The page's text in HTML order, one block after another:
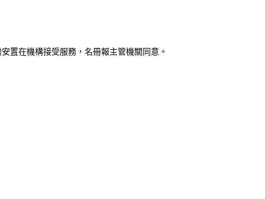
置在機構接受服務 ， 名冊報主管機關同意。